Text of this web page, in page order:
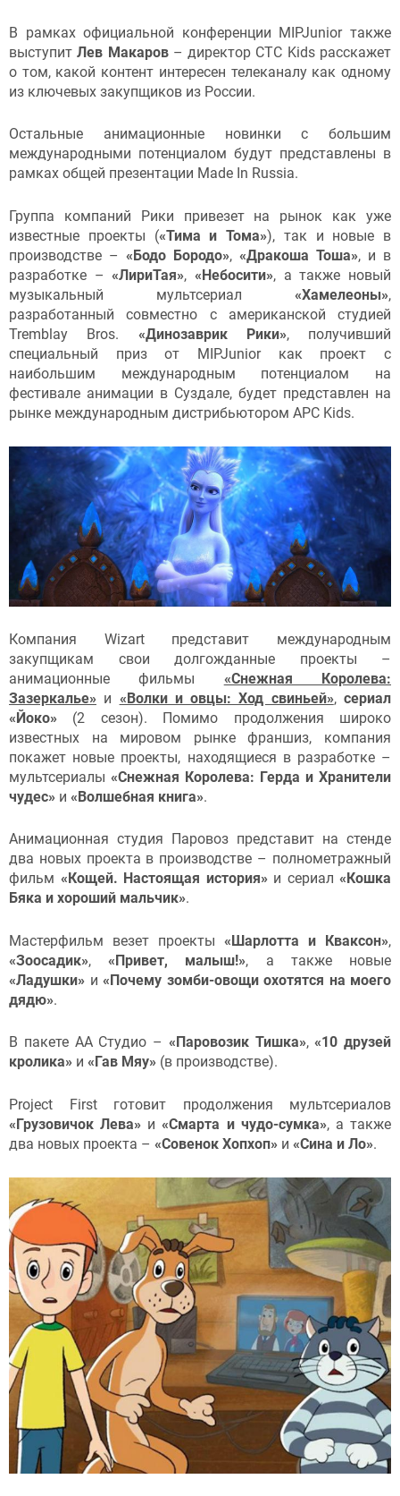
В рамках официальной конференции MIPJunior также
выступитЛев Макаров– директор CTC Kids расскажет
о том, какой контент интересен телеканалу как одному
из ключевых закупщиков из России.
Остальные анимационные новинки с большим
международными потенциалом будут представлены в
рамках общей презентации Made In Russia.
Группа компаний Рики привезет на рынок как уже
известные проекты («Тима и Тома»), так и новые в
производстве – «Бодо Бородо», «Дракоша Тоша», и в
разработке –«ЛириТая»,«Небосити», а также новый
музыкальный мультсериал «Хамелеоны»,
разработанный совместно с американской студией
Tremblay Bros. «Динозаврик Рики», получивший
специальный приз от MIPJunior как проект с
наибольшим международным потенциалом на
фестивале анимации в Суздале, будет представлен на
рынке международным дистрибьютором APC Kids.
Компания Wizart представит международным
закупщикам свои долгожданные проекты –
анимационные фильмы «Снежная Королева:
Зазеркалье» и «Волки и овцы: Ход свиньей»,сериал
«Йоко» (2 сезон). Помимо продолжения широко
известных на мировом рынке франшиз, компания
покажет новые проекты, находящиеся в разработке –
мультсериалы «Снежная Королева: Герда и Хранители
чудес» и «Волшебная книга».
Анимационная студия Паровоз представит на стенде
два новых проекта в производстве – полнометражный
фильм «Кощей. Настоящая история» и сериал «Кошка
Бяка и хороший мальчик».
Мастерфильм везет проекты «Шарлотта и Кваксон»,
«Зоосадик»,«Привет, малыш!», а также новые
«Ладушки» и «Почему зомби-овощи охотятся на моего
дядю».
В пакете АА Студио – «Паровозик Тишка»,«10 друзей
кролика» и «Гав Мяу» (в производстве).
Project First готовит продолжения мультсериалов
«Грузовичок Лева» и«Смарта и чудо-сумка», а также
два новых проекта – «Совенок Хопхоп» и «Сина и Ло».